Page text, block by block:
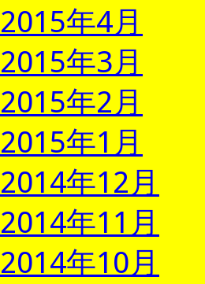
2015年4月
2015年3月
2015年2月
2015年1月
2014年12月
2014年11月
2014年10月